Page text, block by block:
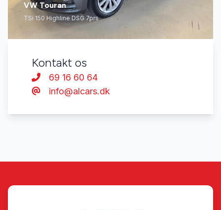
VW Touran
TSi 150 Highline DSG 7prs
Kontakt os
69 16 60 64
info@alcars.dk